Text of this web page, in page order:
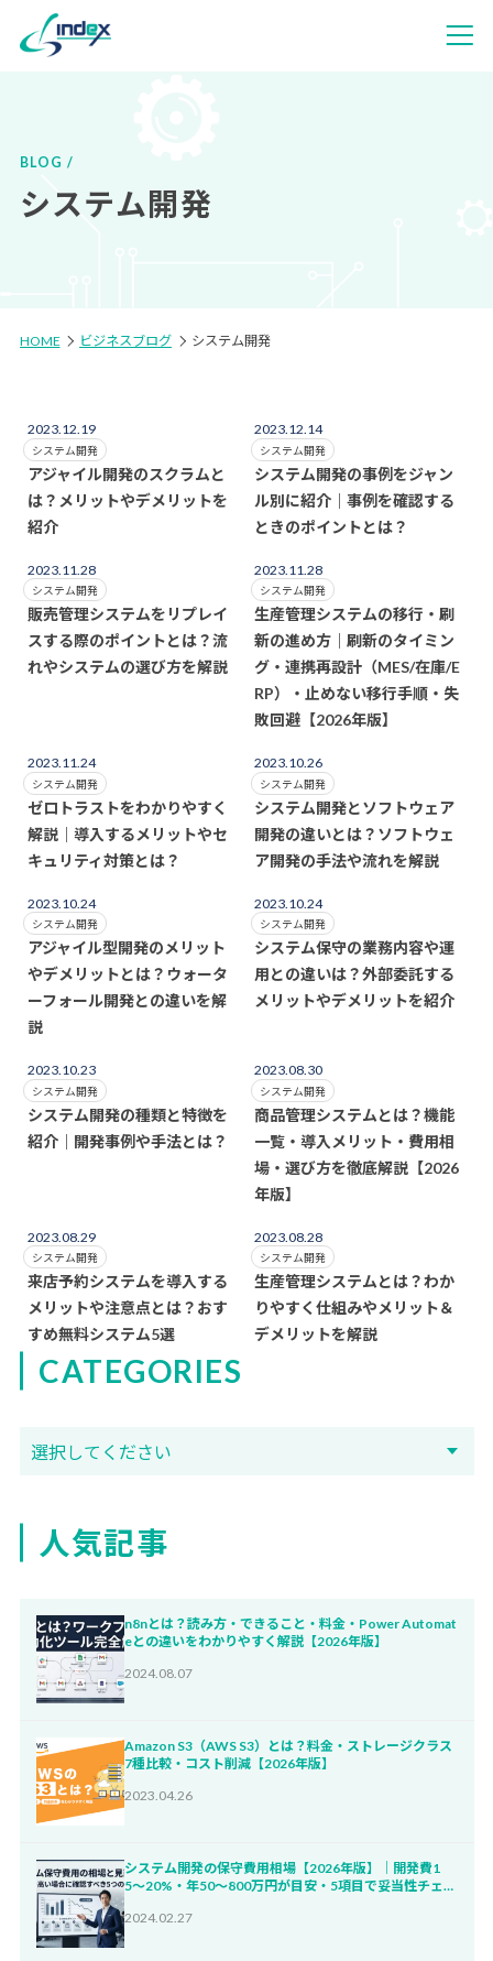
BLOG
システム開発
HOME ビジネスブログ システム開発
2023.12.19
システム開発
アジャイル開発のスクラムと
は？メリットやデメリットを
紹介
2023.12.14
システム開発
システム開発の事例をジャン
ル別に紹介｜事例を確認する
ときのポイントとは？
2023.11.28
システム開発
販売管理システムをリプレイ
スする際のポイントとは？流
れやシステムの選び方を解説
2023.11.28
システム開発
生産管理システムの移行・刷
新の進め方｜刷新のタイミン
グ・連携再設計（MES/在庫/E
RP）・止めない移行手順・失
敗回避【2026年版】
2023.11.24
システム開発
ゼロトラストをわかりやすく
解説｜導入するメリットやセ
キュリティ対策とは？
2023.10.26
システム開発
システム開発とソフトウェア
開発の違いとは？ソフトウェ
ア開発の手法や流れを解説
2023.10.24
システム開発
アジャイル型開発のメリット
やデメリットとは？ウォータ
ーフォール開発との違いを解
説
2023.10.24
システム開発
システム保守の業務内容や運
用との違いは？外部委託する
メリットやデメリットを紹介
2023.10.23
システム開発
システム開発の種類と特徴を
紹介｜開発事例や手法とは？
2023.08.30
システム開発
商品管理システムとは？機能
一覧・導入メリット・費用相
場・選び方を徹底解説【2026
年版】
2023.08.29
システム開発
来店予約システムを導入する
メリットや注意点とは？おす
すめ無料システム5選
2023.08.28
システム開発
生産管理システムとは？わか
りやすく仕組みやメリット＆
デメリットを解説
CATEGORIES
人気記事
n8nとは？読み方・できること・料金・Power Automat
eとの違いをわかりやすく解説【2026年版】
2024.08.07
Amazon S3（AWS S3）とは？料金・ストレージクラス
7種比較・コスト削減【2026年版】
2023.04.26
システム開発の保守費用相場【2026年版】｜開発費1
5〜20%・年50〜800万円が目安・5項目で妥当性チェッ
ク
2024.02.27